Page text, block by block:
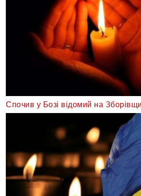
Спочив у Бозі відомий на